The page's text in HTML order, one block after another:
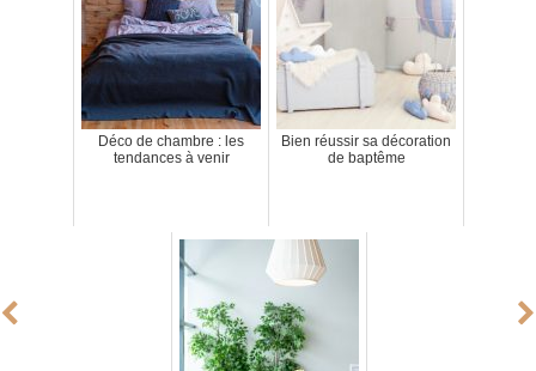
Déco de chambre : les
tendances à venir
Bien réussir sa décoration
de baptême